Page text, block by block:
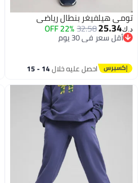
تومي هيلفيغر بنطال رياضي
د.ك‏25.34
32.58
22% OFF
أقل سعر في 30 يوم
أقل سعر في 30 يوم
احصل عليه خلال 14 - 15